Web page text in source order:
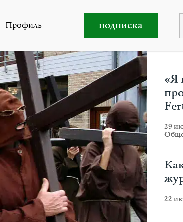
Профиль подписка
Два стихотворения Райнера Марии Рильке
«Я
29
22